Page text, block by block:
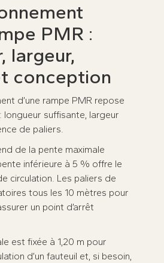
PMR :
largeur,
conception
d’une rampe PMR repose
suffisante, largeur
de paliers.
de la pente maximale
inférieure à 5 % offre le
circulation. Les paliers de
tous les 10 mètres pour
un point d’arrêt
est fixée à 1,20 m pour
d’un fauteuil et, si besoin,